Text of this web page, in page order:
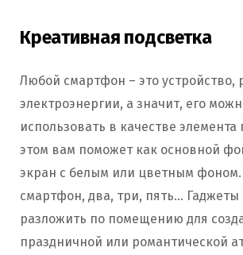
Креативная подсветка
Любой смартфон – это устройство,
электроэнергии, а значит, его
использовать в качестве элемента
этом вам поможет как основной
экран с белым или цветным
смартфон, два, три, пять…
разложить по помещению для
праздничной или романтической